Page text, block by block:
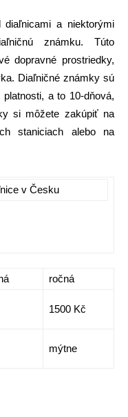
a niektorými
známku. Túto
dopravné prostriedky,
Diaľničné známky sú
a to 10-dňová,
si môžete zakúpiť na
staniciach alebo na
v Česku
ročná
1500 Kč
mýtne